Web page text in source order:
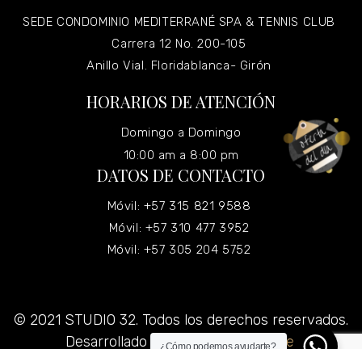
SEDE CONDOMINIO MEDITERRANÉ SPA & TENNIS CLUB
Carrera 12 No. 200-105
Anillo Vial. Floridablanca- Girón
HORARIOS DE ATENCIÓN
Domingo a Domingo
10:00 am a 8:00 pm
DATOS DE CONTACTO
Móvil: +57 315 821 9588
Móvil: +57 310 477 3952
Móvil: +57 305 204 5752
© 2021 STUDIO 32. Todos los derechos reservados.
Desarrollado porGrupo Virtualizate.
¿Cómo podemos ayudarte?